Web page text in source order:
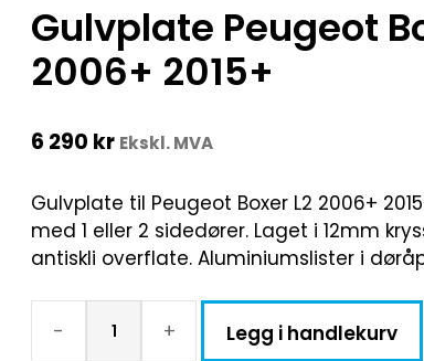
Gulvplate Peugeot
2006+ 2015+
6 290 kr Ekskl. MVA
Gulvplate til Peugeot Boxer L2 2006+
med 1 eller 2 sidedører. Laget i 12mm
antiskli overflate. Aluminiumslister i
- + Legg i handlekurv